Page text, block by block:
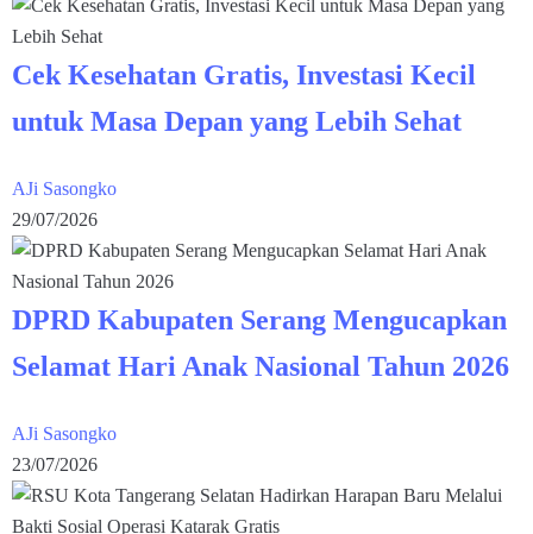
Cek Kesehatan Gratis, Investasi Kecil
untuk Masa Depan yang Lebih Sehat
AJi Sasongko
29/07/2026
DPRD Kabupaten Serang Mengucapkan
Selamat Hari Anak Nasional Tahun 2026
AJi Sasongko
23/07/2026